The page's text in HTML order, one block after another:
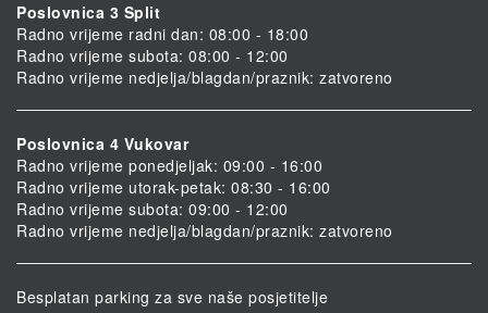
Poslovnica 3 Split
Radno vrijeme radni dan: 08:00 - 18:00
Radno vrijeme subota: 08:00 - 12:00
Radno vrijeme nedjelja/blagdan/praznik: zatvoreno
Poslovnica 4 Vukovar
Radno vrijeme ponedjeljak: 09:00 - 16:00
Radno vrijeme utorak-petak: 08:30 - 16:00
Radno vrijeme subota: 09:00 - 12:00
Radno vrijeme nedjelja/blagdan/praznik: zatvoreno
Besplatan parking za sve naše posjetitelje